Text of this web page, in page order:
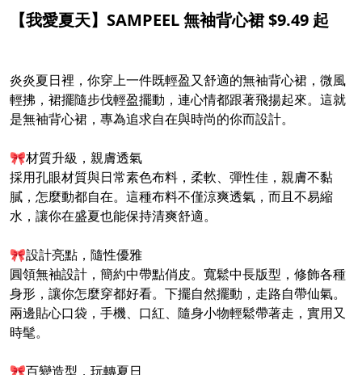
【我愛夏天】SAMPEEL 無袖背心裙 $9.49 起 ​
炎炎夏日裡，你穿上一件既輕盈又舒適的無袖背心裙，微風
輕拂，裙擺隨步伐輕盈擺動，連心情都跟著飛揚起來。這就
是無袖背心裙，專為追求自在與時尚的你而設計。
🎀材質升級，親膚透氣
採用孔眼材質與日常素色布料，柔軟、彈性佳，親膚不黏
膩，怎麼動都自在。這種布料不僅涼爽透氣，而且不易縮
水，讓你在盛夏也能保持清爽舒適。
🎀設計亮點，隨性優雅
圓領無袖設計，簡約中帶點俏皮。寬鬆中長版型，修飾各種
身形，讓你怎麼穿都好看。下擺自然擺動，走路自帶仙氣。
兩邊貼心口袋，手機、口紅、隨身小物輕鬆帶著走，實用又
時髦。
🎀百變造型，玩轉夏日